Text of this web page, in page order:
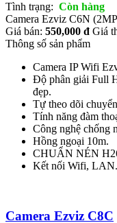
Tình trạng: Còn hàng
Camera Ezviz C6N
Giá bán: 550,000 đ Giá
Thông số sản phẩm
Camera IP Wifi
Độ phân giải Full
đẹp.
Tự theo dõi
Tính năng đàm
Công nghệ chống
Hồng ngoại 10m.
CHUẨN NÉN
Kết nối Wifi, LAN.
Camera Ezviz C8C